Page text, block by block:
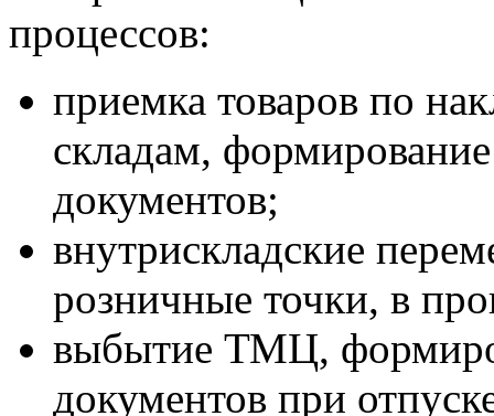
процессов:
приемка товаров по
складам,
документов;
внутрискладские
розничные точки, в
выбытие ТМЦ,
документов при